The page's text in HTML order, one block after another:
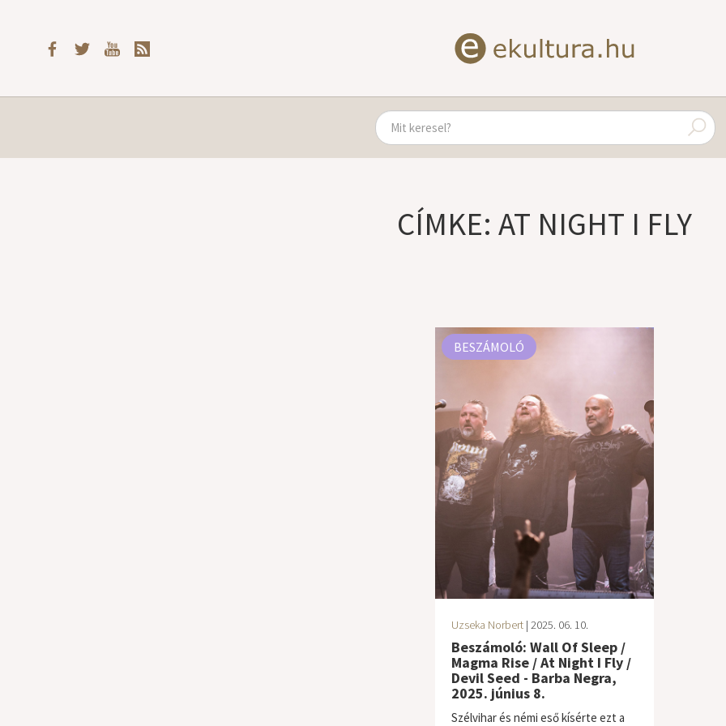
CÍMKE: AT NIGHT I FLY
BESZÁMOLÓ
Uzseka Norbert | 2025. 06. 10.
Beszámoló: Wall Of Sleep /
Magma Rise / At Night I Fly /
Devil Seed - Barba Negra,
2025. június 8.
Szélvihar és némi eső kísérte ezt a